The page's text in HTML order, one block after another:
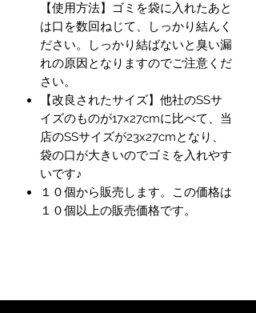
【使用方法】ゴミを袋に入れたあと
は口を数回ねじて、しっかり結んく
ださい。しっかり結ばないと臭い漏
れの原因となりますのでご注意くだ
さい。
【改良されたサイズ】他社のSSサ
イズのものが17x27cmに比べて、当
店のSSサイズが23x27cmとなり、
袋の口が大きいのでゴミを入れやす
いです♪
１０個から販売します。この価格は
１０個以上の販売価格です。